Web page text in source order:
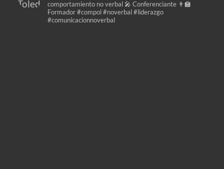
comportamiento no verbal 🎤 Conferenciante 👨‍🏫
Formador#compol #noverbal #liderazgo
#comunicacionnoverbal